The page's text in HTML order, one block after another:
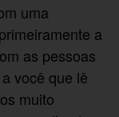
uma
a
as pessoas
você que lê
muito